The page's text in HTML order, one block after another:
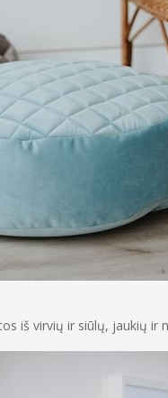
iš virvių ir siūlų, jaukių